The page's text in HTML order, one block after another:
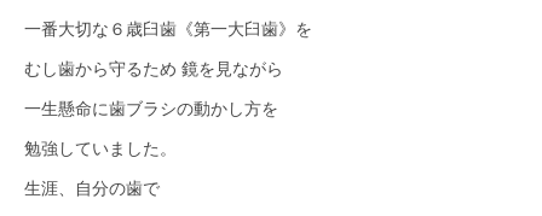
一番大切な６歳臼歯《第一大臼歯》を
むし歯から守るため 鏡を見ながら
一生懸命に歯ブラシの動かし方を
勉強していました。
生涯、自分の歯で